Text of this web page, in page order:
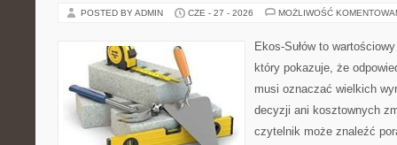
POSTED BY ADMIN CZE - 27 - 2026 MOŻLIWOŚĆ
Ekos-Sułów to
który pokazuje, że
musi oznaczać wielkich
decyzji ani kosztownych
czytelnik może znaleźć